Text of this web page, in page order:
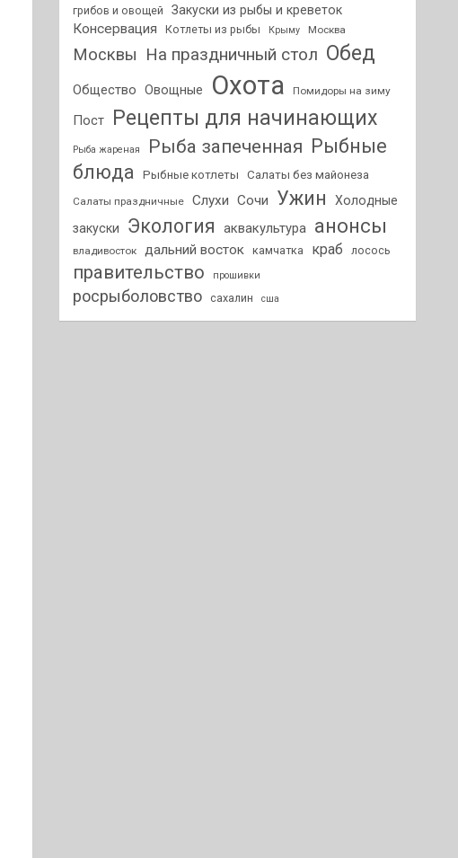
грибов и овощей
Закуски из рыбы и креветок
Консервация Котлеты из рыбы Крыму Москва
Москвы На праздничный стол Обед
Общество Овощные Охота Помидоры на зиму
Пост Рецепты для начинающих
Рыба жареная Рыба запеченная Рыбные
блюда
Рыбные котлеты Салаты без майонеза
Салаты праздничные Слухи Сочи Ужин
Холодные
закуски
Экология аквакультура анонсы
владивосток дальний восток камчатка краб лосось
правительство прошивки
росрыболовство сахалин сша